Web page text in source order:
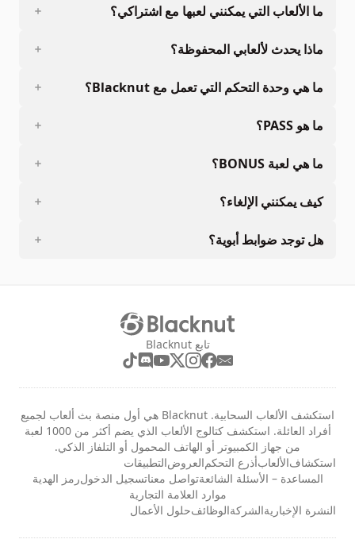
ما الألعاب التي يمكنني لعبها مع اشتراكي؟
ماذا يحدث لألعابي المحفوظة؟
ما هي وحدة التحكم التي تعمل مع Blacknut؟
ما هو PASS؟
ما هي لعبة BONUS؟
كيف يمكنني الإلغاء؟
هل توجد ضوابط أبوية؟
تابع Blacknut
استكشف الألعاب السحابية. Blacknut هي أول منصة بث ألعاب لجميع
أفراد العائلة. استكشف كتالوج الألعاب الذي يضم أكثر من 1000 لعبة
من جهاز الكمبيوتر أو الهاتف المحمول أو التلفاز الذكي.
استكشافالألعابأذرع التحكمالعروضالتطبيقات
المساعدة – الأسئلة الشائعةتواصل معناتسجيل الدخولرمز الهدية
موارد العلامة التجارية
النشرة الإخباريةالشركةالوظائفحلول الأعمال